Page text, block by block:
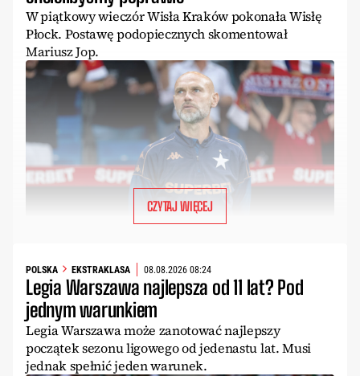
W piątkowy wieczór Wisła Kraków pokonała Wisłę
Płock. Postawę podopiecznych skomentował
Mariusz Jop.
CZYTAJ WIĘCEJ
POLSKA EKSTRAKLASA 08.08.2026 08:24
Legia Warszawa najlepsza od 11 lat? Pod
jednym warunkiem
Legia Warszawa może zanotować najlepszy
początek sezonu ligowego od jedenastu lat. Musi
jednak spełnić jeden warunek.